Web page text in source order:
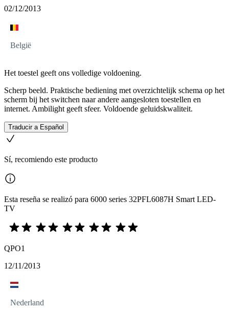
02/12/2013
België
Het toestel geeft ons volledige voldoening.
Scherp beeld. Praktische bediening met overzichtelijk schema op het
scherm bij het switchen naar andere aangesloten toestellen en
internet. Ambilight geeft sfeer. Voldoende geluidskwaliteit.
Traducir a Español
Sí, recomiendo este producto
Esta reseña se realizó para 6000 series 32PFL6087H Smart LED-
TV
QPO1
12/11/2013
Nederland